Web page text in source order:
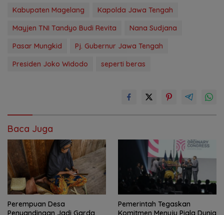
Kabupaten Magelang
Kapolda Jawa Tengah
Mayjen TNI Tandyo Budi Revita
Nana Sudjana
Pasar Mungkid
Pj. Gubernur Jawa Tengah
Presiden Joko Widodo
seperti beras
Baca Juga
Perempuan Desa
Pemerintah Tegaskan